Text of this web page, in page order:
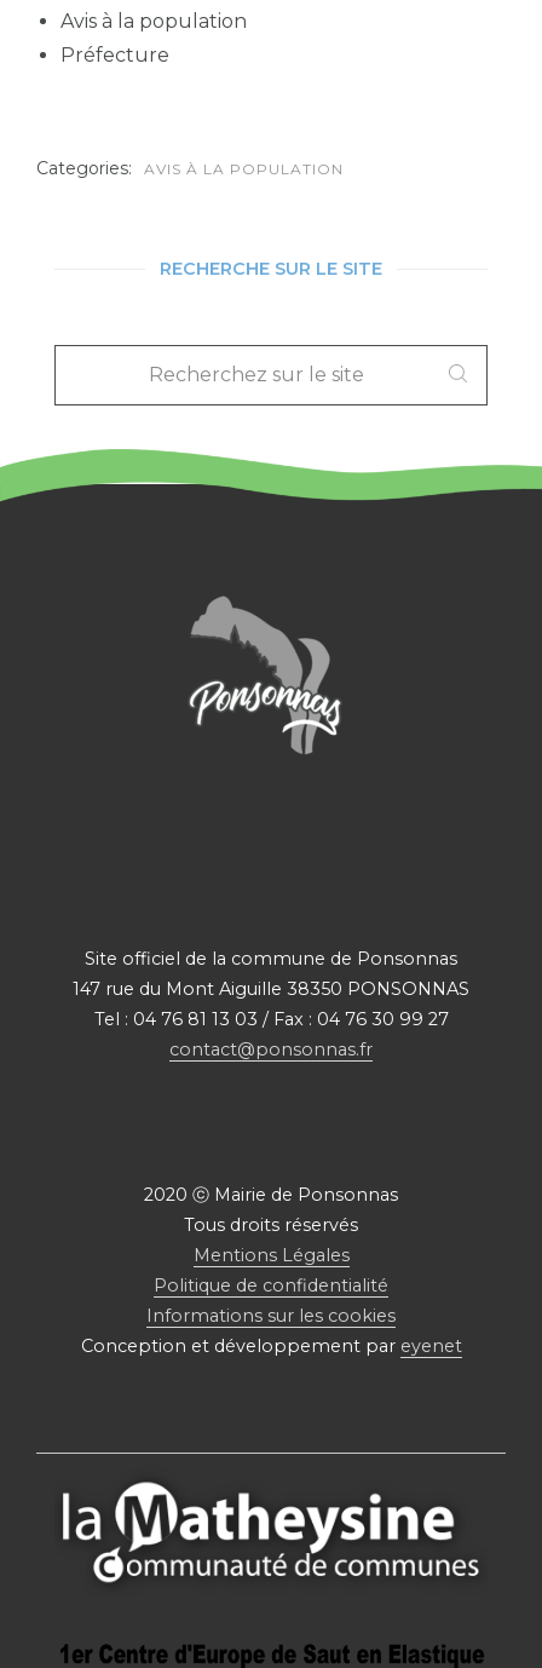
Avis à la population
Préfecture
Categories: AVIS À LA POPULATION
RECHERCHE SUR LE SITE
LE
SITE
Site officiel de la commune de Ponsonnas
147 rue du Mont Aiguille 38350 PONSONNAS
Tel : 04 76 81 13 03 / Fax : 04 76 30 99 27
contact@ponsonnas.fr
2020 ⓒ Mairie de Ponsonnas
Tous droits réservés
Mentions Légales
Politique de confidentialité
Informations sur les cookies
Conception et développement par eyenet